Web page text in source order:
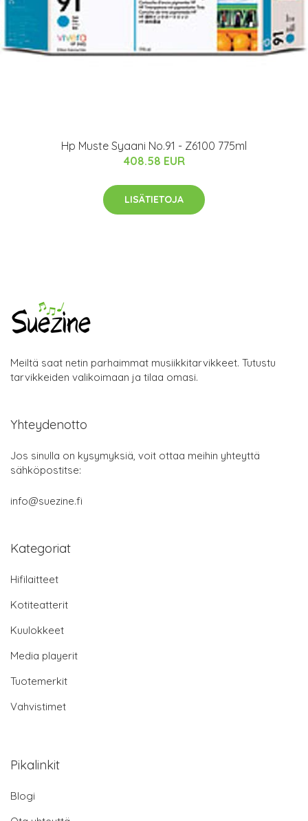
Hp Muste Syaani No.91 - Z6100 775ml
408.58 EUR
LISÄTIETOJA
Meiltä saat netin parhaimmat musiikkitarvikkeet. Tutustu
tarvikkeiden valikoimaan ja tilaa omasi.
Yhteydenotto
Jos sinulla on kysymyksiä, voit ottaa meihin yhteyttä
sähköpostitse:
info@suezine.fi
Kategoriat
Hifilaitteet
Kotiteatterit
Kuulokkeet
Media playerit
Tuotemerkit
Vahvistimet
Pikalinkit
Blogi